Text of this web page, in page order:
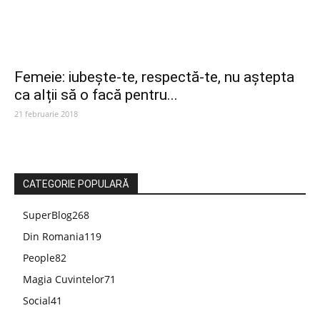
Femeie: iubește-te, respectă-te, nu aștepta
ca alții să o facă pentru...
21 februarie 2018
CATEGORIE POPULARĂ
SuperBlog268
Din Romania119
People82
Magia Cuvintelor71
Social41